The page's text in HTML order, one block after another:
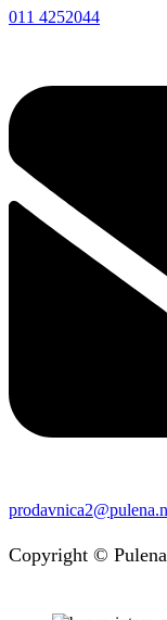
011 4252044
Copyright ©